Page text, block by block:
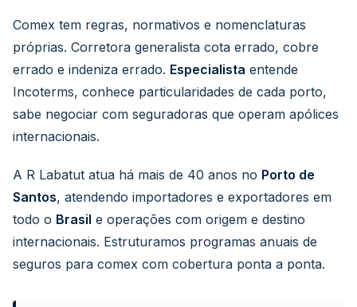
Comex tem regras, normativos e nomenclaturas
próprias. Corretora generalista cota errado, cobre
errado e indeniza errado. Especialista entende
Incoterms, conhece particularidades de cada porto,
sabe negociar com seguradoras que operam apólices
internacionais.
A R Labatut atua há mais de 40 anos no Porto de
Santos, atendendo importadores e exportadores em
todo o Brasil e operações com origem e destino
internacionais. Estruturamos programas anuais de
seguros para comex com cobertura ponta a ponta.